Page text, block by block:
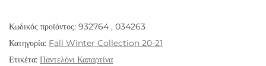
Κωδικός προϊόντος: 932764 , 034263
Κατηγορία: Fall Winter Collection 20-21
Ετικέτα: Παντελόνι Καπαρτίνα